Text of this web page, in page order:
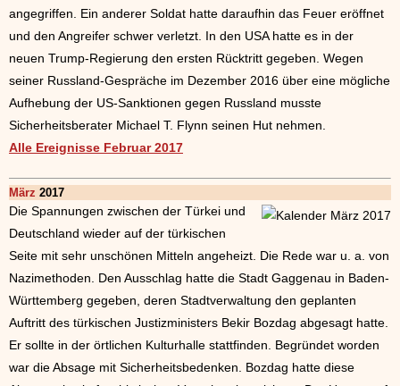
angegriffen. Ein anderer Soldat hatte daraufhin das Feuer eröffnet
und den Angreifer schwer verletzt. In den USA hatte es in der
neuen Trump-Regierung den ersten Rücktritt gegeben. Wegen
seiner Russland-Gespräche im Dezember 2016 über eine mögliche
Aufhebung der US-Sanktionen gegen Russland musste
Sicherheitsberater Michael T. Flynn seinen Hut nehmen.
Alle Ereignisse Februar 2017
März 2017
Die Spannungen zwischen der Türkei und
Deutschland wieder auf der türkischen
Seite mit sehr unschönen Mitteln angeheizt. Die Rede war u. a. von
Nazimethoden. Den Ausschlag hatte die Stadt Gaggenau in Baden-
Württemberg gegeben, deren Stadtverwaltung den geplanten
Auftritt des türkischen Justizministers Bekir Bozdag abgesagt hatte.
Er sollte in der örtlichen Kulturhalle stattfinden. Begründet worden
war die Absage mit Sicherheitsbedenken. Bozdag hatte diese